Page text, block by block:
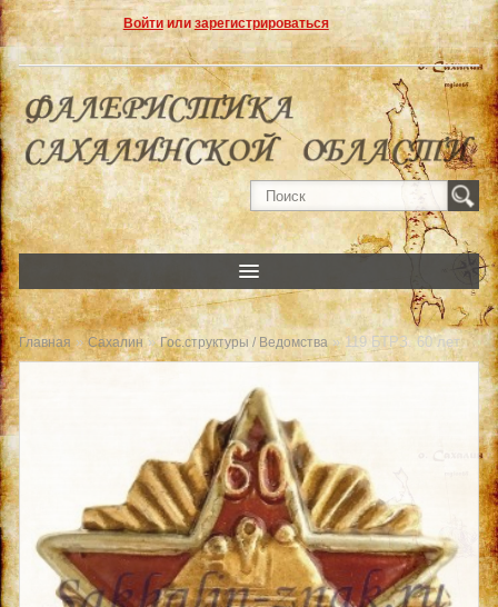
Войтиили зарегистрироваться
Главная » Сахалин»Гос.структуры / Ведомства» 119 БТРЗ. 60 лет